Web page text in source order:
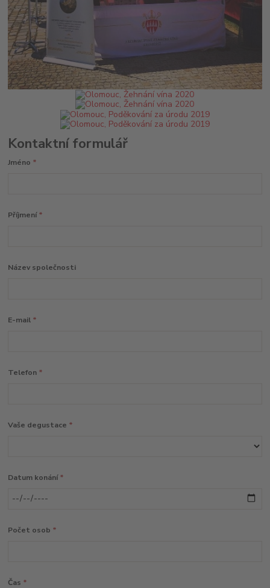
Kontaktní formulář
Jméno *
Příjmení*
Název společnosti
E-mail *
Telefon *
Vaše degustace *
Datum konání*
Počet osob *
Čas *